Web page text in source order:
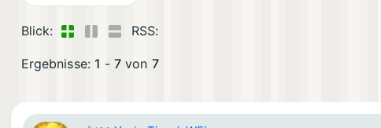
Blick: RSS:
Ergebnisse: 1 -7 von 7